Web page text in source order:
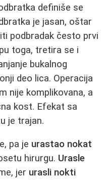
definiše se
je jasan, oštar
podbradak često prvi
toga, tretira se i
bukalnog
deo lica. Operacija
nije komplikovana, a
kost. Efekat sa
je trajan.
pa je urastao nokat
hirurgu. Urasle
jer urasli nokti